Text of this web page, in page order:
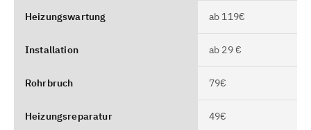
Heizungswartung ab 119€
Installation ab 29 €
Rohrbruch 79€
Heizungsreparatur 49€